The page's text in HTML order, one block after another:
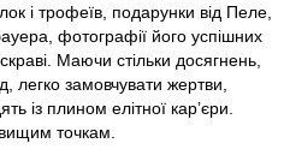
і трофеїв, подарунки від Пеле,
фотографії його успішних
Маючи стільки досягнень,
легко замовчувати жертви,
із плином елітної кар’єри.
точкам.